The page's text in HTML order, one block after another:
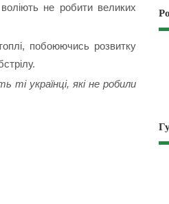
не робити великих
побоюючись розвитку
ті українці, які не робили